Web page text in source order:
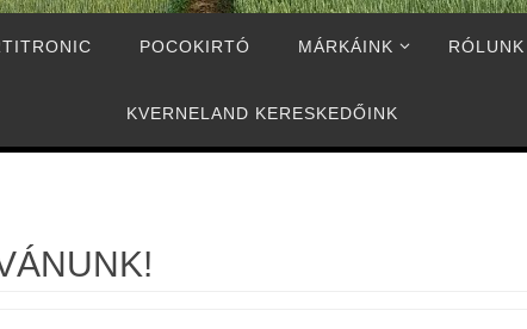
POCOKIRTÓ MÁRKÁINK RÓLUNK
KVERNELAND KERESKEDŐINK